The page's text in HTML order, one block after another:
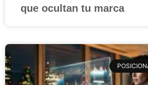
que ocultan tu marca